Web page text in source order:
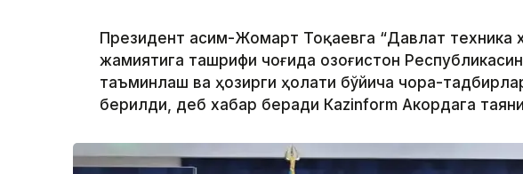
Президент Қасим-Жомарт Тоқаевга “Давлат техника
жамиятига ташрифи чоғида Қозоғистон
таъминлаш ва ҳозирги ҳолати бўйича чора-
берилди, деб хабар беради Каzinform Акордага